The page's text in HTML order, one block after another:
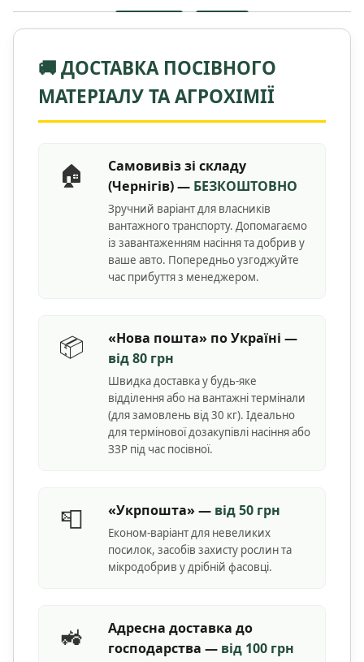
🚚 ДОСТАВКА ПОСІВНОГО
МАТЕРІАЛУ ТА АГРОХІМІЇ
🏠
Самовивіз зі складу
(Чернігів) — БЕЗКОШТОВНО
Зручний варіант для власників
вантажного транспорту. Допомагаємо
із завантаженням насіння та добрив у
ваше авто. Попередньо узгоджуйте
час прибуття з менеджером.
📦
«Нова пошта» по Україні —
від 80 грн
Швидка доставка у будь-яке
відділення або на вантажні термінали
(для замовлень від 30 кг). Ідеально
для термінової дозакупівлі насіння або
ЗЗР під час посівної.
📮 «Укрпошта» — від 50 грн
Економ-варіант для невеликих
посилок, засобів захисту рослин та
мікродобрив у дрібній фасовці.
🚜
Адресна доставка до
господарства — від 100 грн